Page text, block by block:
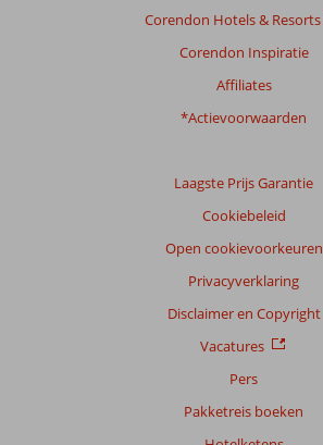
Corendon Hotels & Resorts
Corendon Inspiratie
Affiliates
*Actievoorwaarden
Laagste Prijs Garantie
Cookiebeleid
Open cookievoorkeuren
Privacyverklaring
Disclaimer en Copyright
Vacatures
Pers
Pakketreis boeken